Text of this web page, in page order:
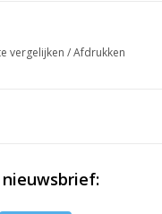
vergelijken /Afdrukken